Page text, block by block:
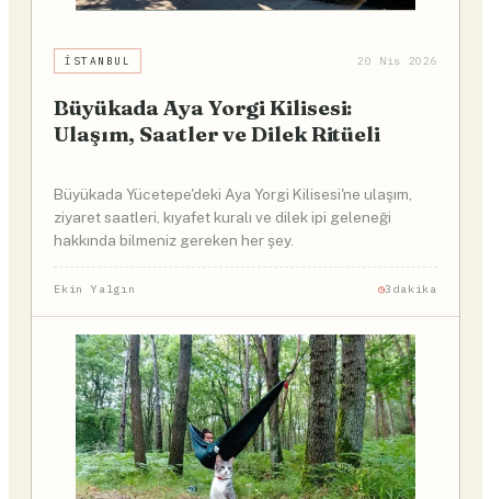
İSTANBUL 20 Nis 2026
Büyükada Aya Yorgi Kilisesi:
Ulaşım, Saatler ve Dilek Ritüeli
Büyükada Yücetepe'deki Aya Yorgi Kilisesi'ne ulaşım,
ziyaret saatleri, kıyafet kuralı ve dilek ipi geleneği
hakkında bilmeniz gereken her şey.
Ekin Yalgın 3dakika